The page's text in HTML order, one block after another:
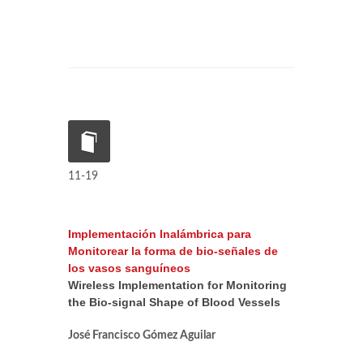
11-19
Implementación Inalámbrica para
Monitorear la forma de bio-señales de
los vasos sanguíneos
Wireless Implementation for Monitoring
the Bio-signal Shape of Blood Vessels
José Francisco Gómez Aguilar